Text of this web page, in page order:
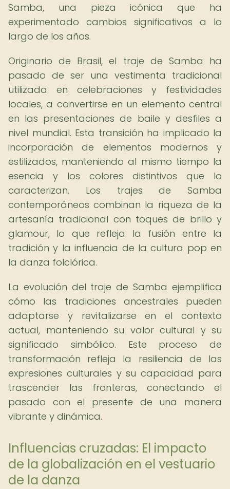
Samba, una pieza icónica que ha
experimentado cambios significativos a lo
largo de los años.
Originario de Brasil, el traje de Samba ha
pasado de ser una vestimenta tradicional
utilizada en celebraciones y festividades
locales, a convertirse en un elemento central
en las presentaciones de baile y desfiles a
nivel mundial. Esta transición ha implicado la
incorporación de elementos modernos y
estilizados, manteniendo al mismo tiempo la
esencia y los colores distintivos que lo
caracterizan. Los trajes de Samba
contemporáneos combinan la riqueza de la
artesanía tradicional con toques de brillo y
glamour, lo que refleja la fusión entre la
tradición y la influencia de la cultura pop en
la danza folclórica.
La evolución del traje de Samba ejemplifica
cómo las tradiciones ancestrales pueden
adaptarse y revitalizarse en el contexto
actual, manteniendo su valor cultural y su
significado simbólico. Este proceso de
transformación refleja la resiliencia de las
expresiones culturales y su capacidad para
trascender las fronteras, conectando el
pasado con el presente de una manera
vibrante y dinámica.
Influencias cruzadas: El impacto
de la globalización en el vestuario
de la danza